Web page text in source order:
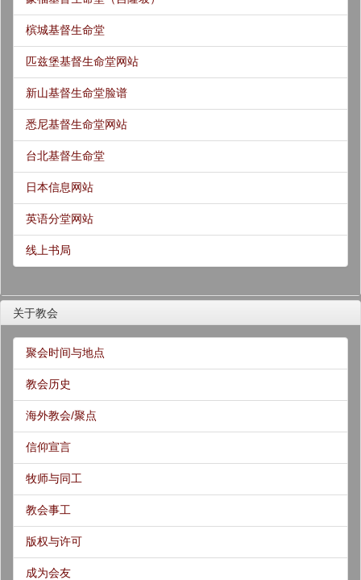
槟城基督生命堂
匹兹堡基督生命堂网站
新山基督生命堂脸谱
悉尼基督生命堂网站
台北基督生命堂
日本信息网站
英语分堂网站
线上书局
关于教会
聚会时间与地点
教会历史
海外教会/聚点
信仰宣言
牧师与同工
教会事工
版权与许可
成为会友